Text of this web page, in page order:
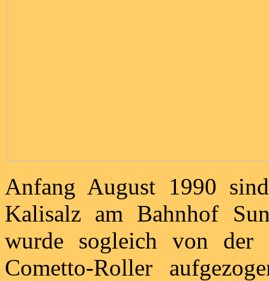
Anfang August 1990
Kalisalz am Bahnhof
wurde sogleich von der
Cometto-Roller